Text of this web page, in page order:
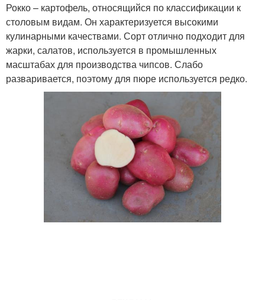
Рокко – картофель, относящийся по классификации к
столовым видам. Он характеризуется высокими
кулинарными качествами. Сорт отлично подходит для
жарки, салатов, используется в промышленных
масштабах для производства чипсов. Слабо
разваривается, поэтому для пюре используется редко.